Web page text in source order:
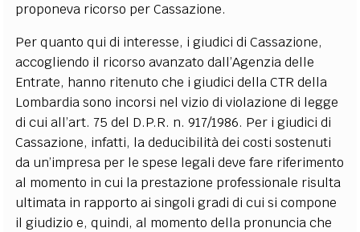
proponeva ricorso per Cassazione.
Per quanto qui di interesse, i giudici di Cassazione,
accogliendo il ricorso avanzato dall’Agenzia delle
Entrate, hanno ritenuto che i giudici della CTR della
Lombardia sono incorsi nel vizio di violazione di legge
di cui all’art. 75 del D.P.R. n. 917/1986. Per i giudici di
Cassazione, infatti, la deducibilità dei costi sostenuti
da un’impresa per le spese legali deve fare riferimento
al momento in cui la prestazione professionale risulta
ultimata in rapporto ai singoli gradi di cui si compone
il giudizio e, quindi, al momento della pronuncia che